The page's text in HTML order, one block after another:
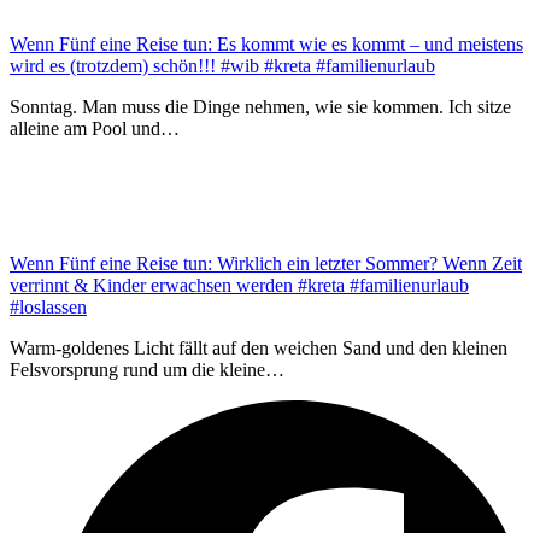
Wenn Fünf eine Reise tun: Es kommt wie es kommt – und meistens
wird es (trotzdem) schön!!! #wib #kreta #familienurlaub
Sonntag. Man muss die Dinge nehmen, wie sie kommen. Ich sitze
alleine am Pool und…
Wenn Fünf eine Reise tun: Wirklich ein letzter Sommer? Wenn Zeit
verrinnt & Kinder erwachsen werden #kreta #familienurlaub
#loslassen
Warm-goldenes Licht fällt auf den weichen Sand und den kleinen
Felsvorsprung rund um die kleine…